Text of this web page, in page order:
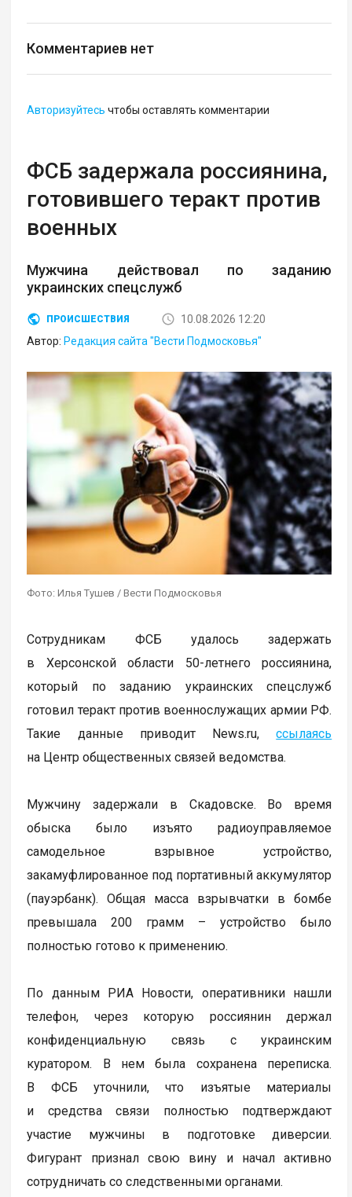
Комментариев нет
Авторизуйтесь чтобы оставлять комментарии
ФСБ задержала россиянина,
готовившего теракт против
военных
Мужчина действовал по заданию
украинских спецслужб
ПРОИСШЕСТВИЯ
10.08.2026 12:20
Автор: Редакция сайта "Вести Подмосковья"
Фото: Илья Тушев / Вести Подмосковья
Сотрудникам ФСБ удалось задержать
в Херсонской области 50-летнего россиянина,
который по заданию украинских спецслужб
готовил теракт против военнослужащих армии РФ.
Такие данные приводит News.ru,ссылаясь
на Центр общественных связей ведомства.
Мужчину задержали в Скадовске. Во время
обыска было изъято радиоуправляемое
самодельное взрывное устройство,
закамуфлированное под портативный аккумулятор
(пауэрбанк). Общая масса взрывчатки в бомбе
превышала 200 грамм – устройство было
полностью готово к применению.
По данным РИА Новости, оперативники нашли
телефон, через которую россиянин держал
конфиденциальную связь с украинским
куратором. В нем была сохранена переписка.
В ФСБ уточнили, что изъятые материалы
и средства связи полностью подтверждают
участие мужчины в подготовке диверсии.
Фигурант признал свою вину и начал активно
сотрудничать со следственными органами.